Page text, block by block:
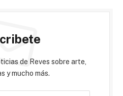
de Reves sobre arte,
y mucho más.